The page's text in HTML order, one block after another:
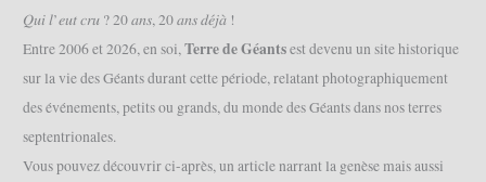
𝑄𝑢𝑖 𝑙’𝑒𝑢𝑡 𝑐𝑟𝑢 ? 20 𝑎𝑛𝑠, 20 𝑎𝑛𝑠 𝑑𝑒́𝑗𝑎̀ !
Entre 2006 et 2026, en soi,Terre de Géantsest devenu un site historique
sur la vie des Géants durant cette période, relatant photographiquement
des événements, petits ou grands, du monde des Géants dans nos terres
septentrionales.
Vous pouvez découvrir ci-après, un article narrant la genèse mais aussi